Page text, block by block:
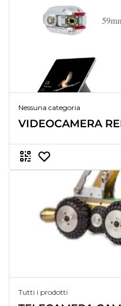
Nessuna categoria
VIDEOCAMERA
Tutti i prodotti